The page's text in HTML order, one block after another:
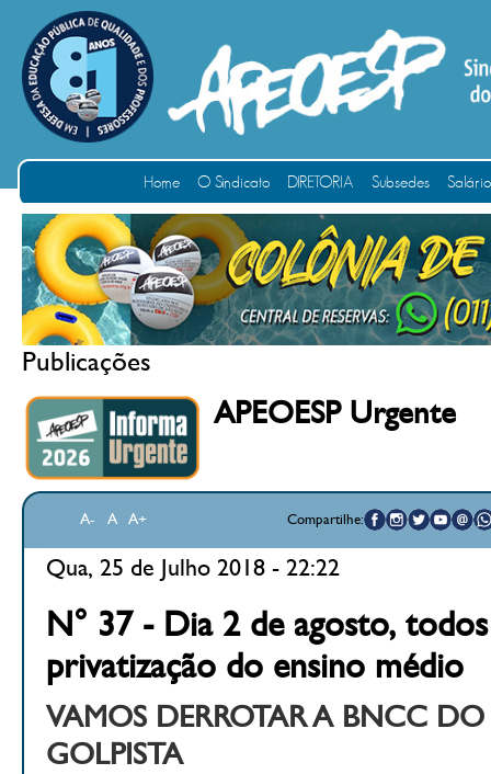
Home O Sindicato DIRETORIA Subsedes
Publicações
APEOESP Urgente
A- A A+ Compartilhe:
Qua, 25 de Julho 2018 - 22:22
N° 37 - Dia 2 de agosto,
privatização do ensino médio
VAMOS DERROTAR A BNCC
GOLPISTA